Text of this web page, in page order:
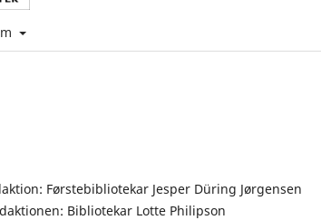
Førstebibliotekar Jesper Düring Jørgensen
Bibliotekar Lotte Philipson